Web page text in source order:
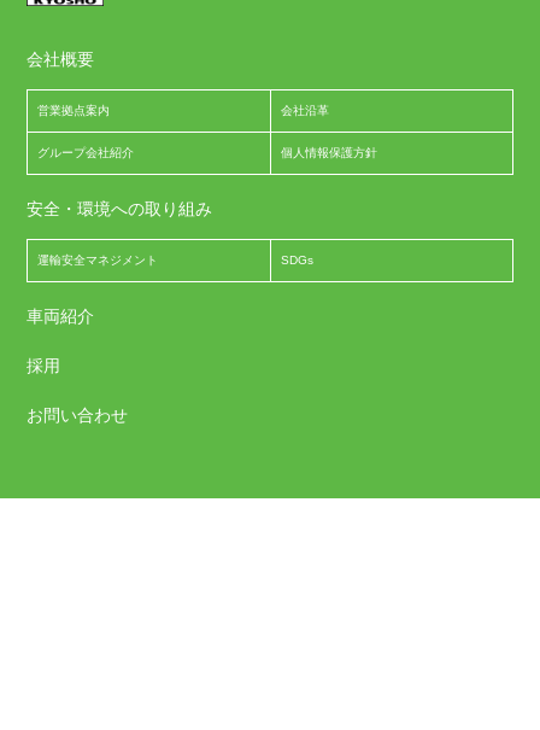
会社概要
営業拠点案内 会社沿革
グループ会社紹介 個人情報保護方針
安全・環境への取り組み
運輸安全マネジメント SDGs
車両紹介
採用
お問い合わせ